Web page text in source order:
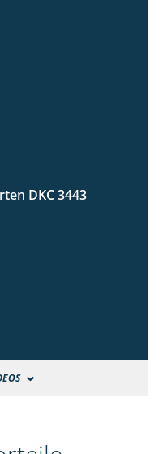
1:59
DKC 3443